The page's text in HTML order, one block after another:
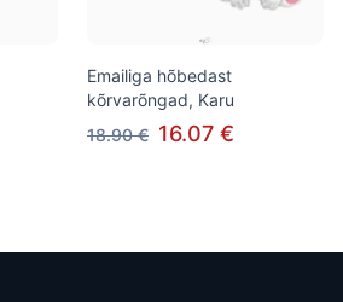
Emailiga hõbedast
kõrvarõngad, Karu
18.90 € 16.07 €